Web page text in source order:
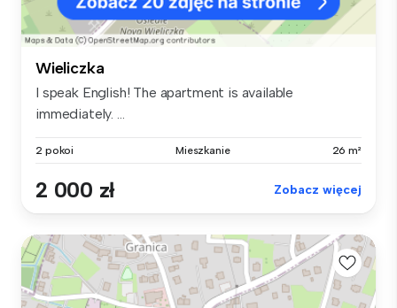
Wieliczka
I speak English! The apartment is available
immediately. ...
2 pokoi Mieszkanie 26 m²
2 000 zł Zobacz więcej